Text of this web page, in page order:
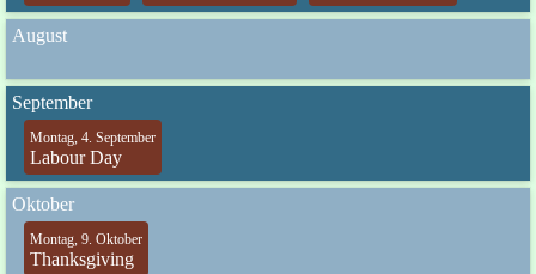
August
September
Montag, 4. September
Labour Day
Oktober
Montag, 9. Oktober
Thanksgiving